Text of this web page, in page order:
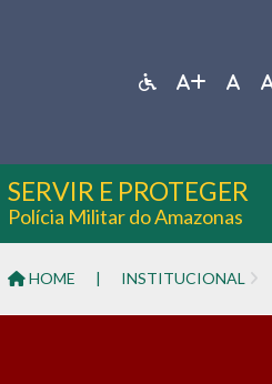
SERVIR E PROTEGER
Polícia Militar do Amazonas
HOME | INSTITUCIONAL